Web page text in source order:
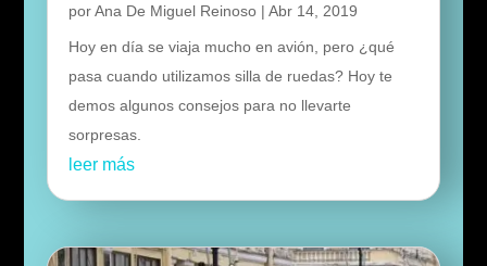
porAna De Miguel Reinoso| Abr 14, 2019
Hoy en día se viaja mucho en avión, pero ¿qué
pasa cuando utilizamos silla de ruedas? Hoy te
demos algunos consejos para no llevarte
sorpresas.
leer más